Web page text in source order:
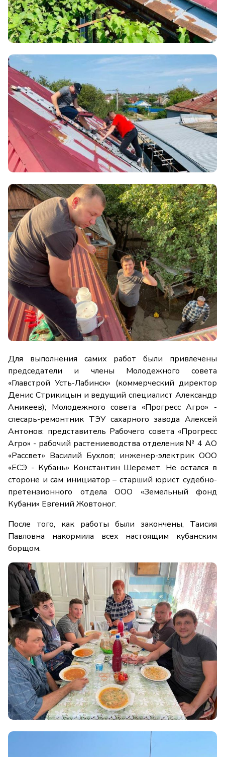
Для выполнения самих работ были привлечены
председатели и члены Молодежного совета
«Главстрой Усть-Лабинск» (коммерческий директор
Денис Стрикицын и ведущий специалист Александр
Аникеев); Молодежного совета «Прогресс Агро» -
слесарь-ремонтник ТЭУ сахарного завода Алексей
Антонов: представитель Рабочего совета «Прогресс
Агро» - рабочий растениеводства отделения № 4 АО
«Рассвет» Василий Бухлов; инженер-электрик ООО
«ЕСЭ - Кубань» Константин Шеремет. Не остался в
стороне и сам инициатор – старший юрист судебно-
претензионного отдела ООО «Земельный фонд
Кубани» Евгений Жовтоног.
После того, как работы были закончены, Таисия
Павловна накормила всех настоящим кубанским
борщом.